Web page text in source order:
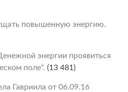
повышенную энергию.
энергии проявиться
поле“. (13 481)
Гавриила от 06.09.16